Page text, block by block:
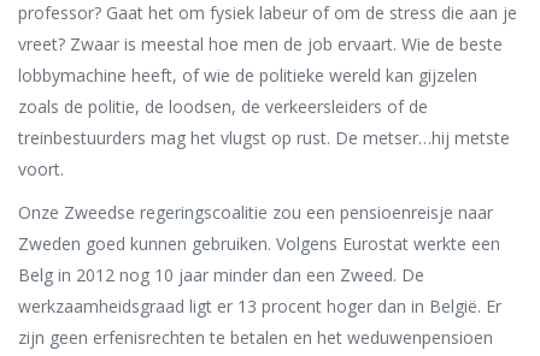
professor? Gaat het om fysiek labeur of om de stress die aan je
vreet? Zwaar is meestal hoe men de job ervaart. Wie de beste
lobbymachine heeft, of wie de politieke wereld kan gijzelen
zoals de politie, de loodsen, de verkeersleiders of de
treinbestuurders mag het vlugst op rust. De metser…hij metste
voort.
Onze Zweedse regeringscoalitie zou een pensioenreisje naar
Zweden goed kunnen gebruiken. Volgens Eurostat werkte een
Belg in 2012 nog 10 jaar minder dan een Zweed. De
werkzaamheidsgraad ligt er 13 procent hoger dan in België. Er
zijn geen erfenisrechten te betalen en het weduwenpensioen